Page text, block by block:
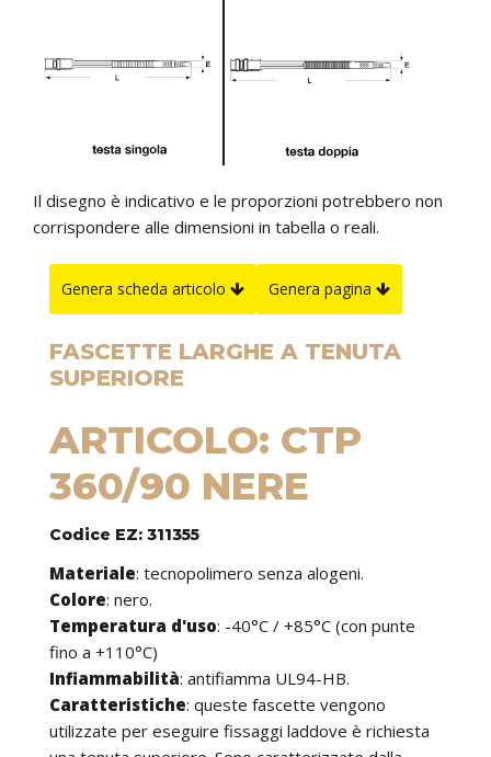
Il disegno è indicativo e le proporzioni potrebbero non
corrispondere alle dimensioni in tabella o reali.
Genera scheda articolo Genera pagina
FASCETTE LARGHE A TENUTA
SUPERIORE
ARTICOLO: CTP
360/90 NERE
Codice EZ: 311355
Materiale: tecnopolimero senza alogeni.
Colore: nero.
Temperatura d'uso: -40°C / +85°C (con punte
fino a +110°C)
Infiammabilità: antifiamma UL94-HB.
Caratteristiche: queste fascette vengono
utilizzate per eseguire fissaggi laddove è richiesta